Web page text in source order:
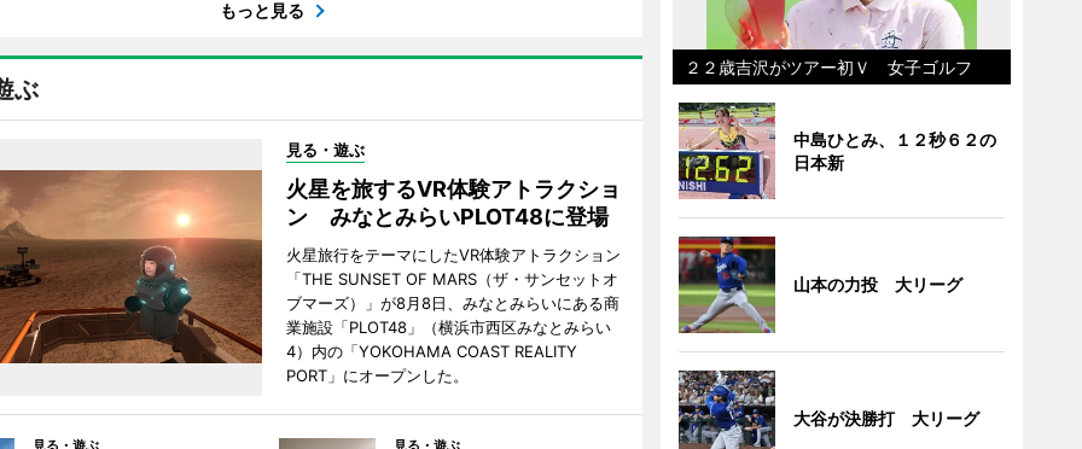
もっと見る
ぶ
見る・遊ぶ
火星を旅するVR体験アトラクショ
ン みなとみらいPLOT48に登場
火星旅行をテーマにしたVR体験アトラクション
「THE SUNSET OF MARS（ザ・サンセットオ
ブマーズ）」が8月8日、みなとみらいにある商
業施設「PLOT48」（横浜市西区みなとみらい
4）内の「YOKOHAMA COAST REALITY
PORT」にオープンした。
見る・遊ぶ 見る・遊ぶ
２２歳吉沢がツアー初Ｖ 女子ゴルフ
中島ひとみ、１２秒６２の
日本新
山本の力投 大リーグ
大谷が決勝打 大リーグ